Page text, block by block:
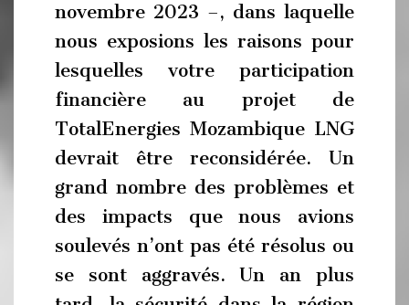
novembre 2023 –, dans laquelle
nous exposions les raisons pour
lesquelles votre participation
financière au projet de
TotalEnergies Mozambique LNG
devrait être reconsidérée. Un
grand nombre des problèmes et
des impacts que nous avions
soulevés n’ont pas été résolus ou
se sont aggravés. Un an plus